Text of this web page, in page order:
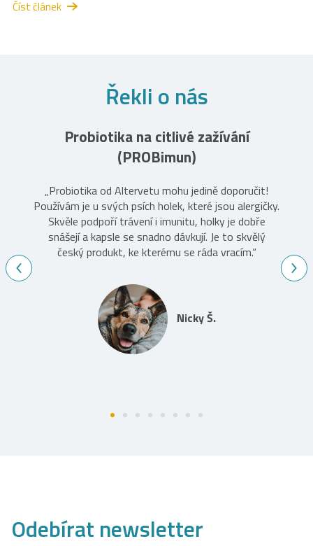
Číst článek
Řekli o nás
Probiotika na citlivé zažívání
(PROBimun)
„Probiotika od Altervetu mohu jedině doporučit!
Používám je u svých psích holek, které jsou alergičky.
Skvěle podpoří trávení i imunitu, holky je dobře
snášejí a kapsle se snadno dávkují. Je to skvělý
český produkt, ke kterému se ráda vracím.“
Nicky Š.
Odebírat newsletter